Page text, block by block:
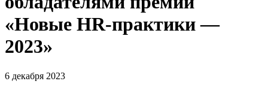
«Новые HR-практики —
2023»
6 декабря 2023